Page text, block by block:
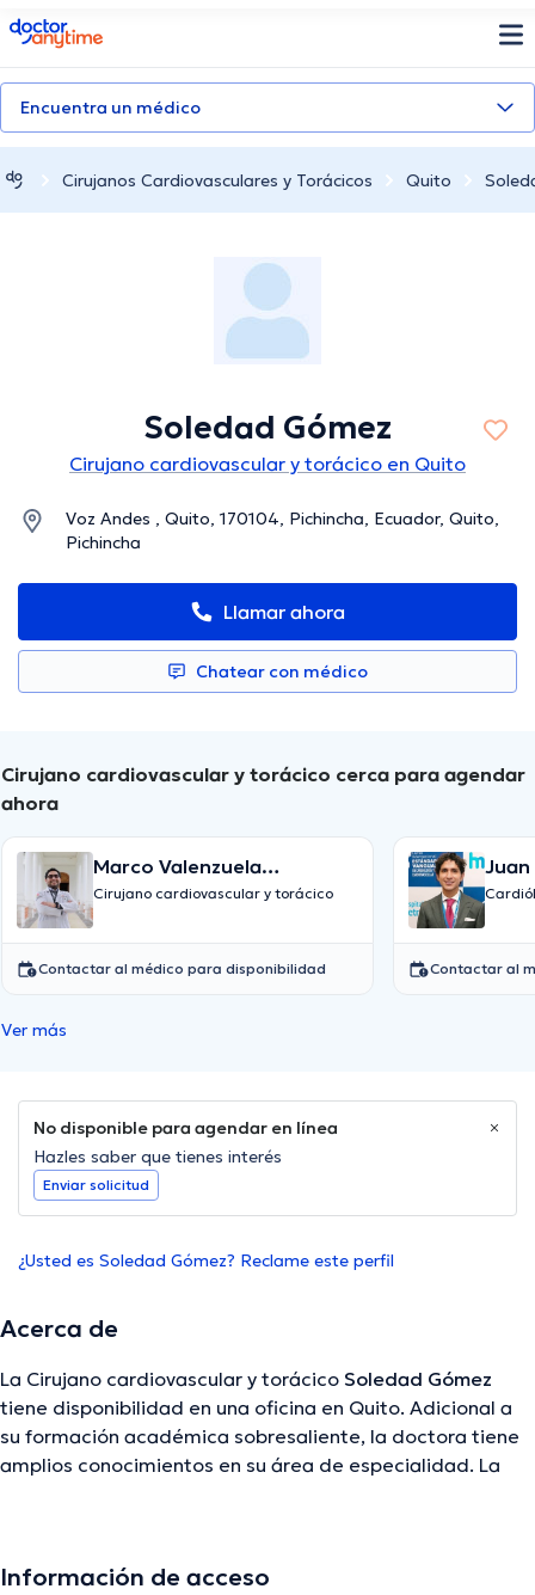
doctoranytime
Encuentra un médico
Cirujanos Cardiovasculares y Torácicos Quito
Soledad Gómez
Cirujano cardiovascular y torácico en Quito
Voz Andes , Quito, 170104, Pichincha, Ecuador, Quito,
Pichincha
Llamar ahora
Chatear con médico
Cirujano cardiovascular y torácico cerca para agendar
ahora
Marco Valenzuela
Cifuentes
Cirujano cardiovascular y torácico
Contactar al médico para disponibilidad Contactar al
Ver más
No disponible para agendar en línea
Hazles saber que tienes interés
Enviar solicitud
¿Usted es Soledad Gómez? Reclame este perfil
Acerca de
La Cirujano cardiovascular y torácico Soledad Gómez
tiene disponibilidad en una oficina en Quito. Adicional a
su formación académica sobresaliente, la doctora tiene
amplios conocimientos en su área de especialidad. La
Gómez ha colaborado en considerables conferencias con
Información de acceso